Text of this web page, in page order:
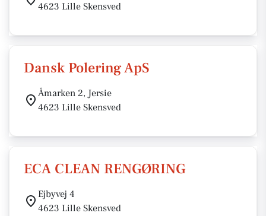
4623 Lille Skensved
Dansk Polering ApS
Åmarken 2, Jersie
4623 Lille Skensved
ECA CLEAN RENGØRING
Ejbyvej 4
4623 Lille Skensved